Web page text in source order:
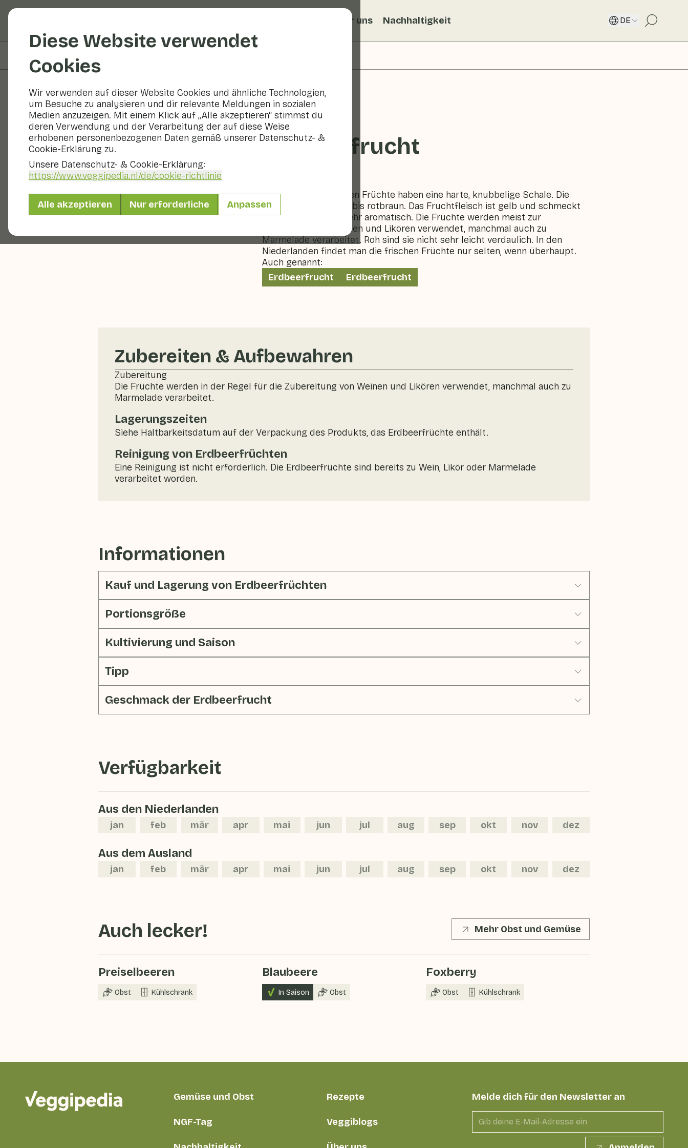
Diese Website verwendet
Cookies
Wir verwenden auf dieser Website Cookies und ähnliche Technologien,
um Besuche zu analysieren und dir relevante Meldungen in sozialen
Medien anzuzeigen. Mit einem Klick auf „Alle akzeptieren“ stimmst du
deren Verwendung und der Verarbeitung der auf diese Weise
erhobenen personenbezogenen Daten gemäß unserer Datenschutz- &
Cookie-Erklärung zu.
Unsere Datenschutz- & Cookie-Erklärung:
https://www.veggipedia.nl/de/cookie-richtlinie
Alle akzeptieren Nur erforderliche Anpassen
Über uns Nachhaltigkeit DE
Obst und Gemüse
Erdbeerfrucht
Die bis zu 2 cm großen Früchte haben eine harte, knubbelige Schale. Die
Frucht reift von gelb bis rotbraun. Das Fruchtfleisch ist gelb und schmeckt
sauer und ist nicht sehr aromatisch. Die Früchte werden meist zur
Herstellung von Weinen und Likören verwendet, manchmal auch zu
Marmelade verarbeitet. Roh sind sie nicht sehr leicht verdaulich. In den
Niederlanden findet man die frischen Früchte nur selten, wenn überhaupt.
Auch genannt:
Erdbeerfrucht
Erdbeerfrucht
Zubereiten & Aufbewahren
Zubereitung
Die Früchte werden in der Regel für die Zubereitung von Weinen und Likören verwendet, manchmal auch zu
Marmelade verarbeitet.
Lagerungszeiten
Siehe Haltbarkeitsdatum auf der Verpackung des Produkts, das Erdbeerfrüchte enthält.
Reinigung von Erdbeerfrüchten
Eine Reinigung ist nicht erforderlich. Die Erdbeerfrüchte sind bereits zu Wein, Likör oder Marmelade
verarbeitet worden.
Informationen
Kauf und Lagerung von Erdbeerfrüchten
Portionsgröße
Kultivierung und Saison
Tipp
Geschmack der Erdbeerfrucht
Verfügbarkeit
Aus den Niederlanden
jan feb mär apr mai jun jul aug sep okt nov dez
Aus dem Ausland
jan feb mär apr mai jun jul aug sep okt nov dez
Auch lecker! Mehr Obst und Gemüse
Preiselbeeren
Obst Kühlschrank
Blaubeere
In Saison Obst
Foxberry
Obst Kühlschrank
Gemüse und Obst Rezepte
NGF-Tag Veggiblogs
Melde dich für den Newsletter an